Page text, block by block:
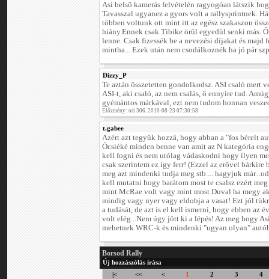
Asi belső kamerás felvételén ragyogóan látszik
Tavasszal ugyanez a gyors volt a rallysprintnek.
többen voltunk ott mint itt az egész szakaszon
hiány.Ennek csak Tibike örül egyedül senki más. Ő
lenne. Csak fizessék be a nevezési díjakat és
mintha... Ezek után nem csodálkoznék ha jó pár
Dizzy_P
Te aztán összetetten gondolkodsz. ASI csaló mert
ASI-t, aki csaló, az nem csalás, ő ennyire tud.
gyémántos márkával, ezt nem tudom honnan
Előzmény: ori 306. 2010-08-23 07:30:58
t.gabee
Azért azt tegyük hozzá, hogy abban a "fos bérelt
Öcsiéké minden benne van amit az N kategória
kell fogni és nem utólag vádaskodni hogy ílyen
csak szerintem ez így ferr! (Ezzel az erővel
meg azt mindenki tudja meg stb.... hagyjuk
kell mutatni hogy barátom most te csalsz ezért
mint McRae volt vagy mint most Duval ha megy
mindig vagy nyer vagy eldobja a vasat! Ezt jól
a tudását, de azt is el kell ismerni, hogy ebben az
volt elég...Nem úgy jött ki a lépés! Az meg hogy
mehetnek WRC-k és mindenki "ugyan olyan"
Borsod Rally
Új hozzászólás írása
|<
<< < 1 2 3 4